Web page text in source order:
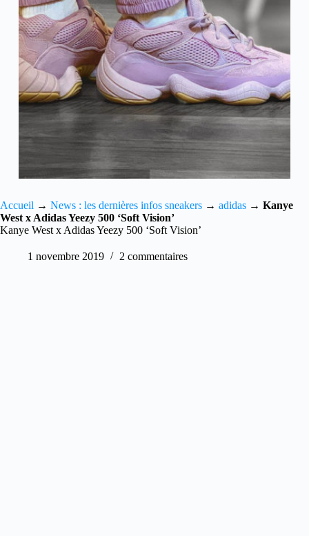
Accueil → News : les dernières infos sneakers → adidas → Kanye
West x Adidas Yeezy 500 ‘Soft Vision’
Kanye West x Adidas Yeezy 500 ‘Soft Vision’
1 novembre 2019 2 commentaires